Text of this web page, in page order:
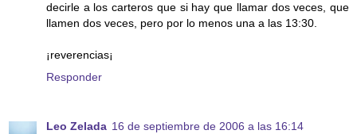
decirle a los carteros que si hay que llamar dos veces, que
llamen dos veces, pero por lo menos una a las 13:30.
¡reverencias¡
Responder
Leo Zelada 16 de septiembre de 2006 a las 16:14